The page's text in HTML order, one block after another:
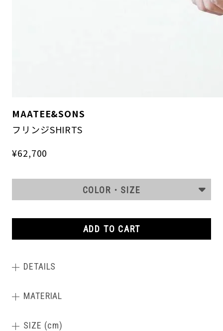
MAATEE&SONS
フリンジSHIRTS
¥62,700
COLOR・SIZE
ADD TO CART
DETAILS
MATERIAL
SIZE (cm)